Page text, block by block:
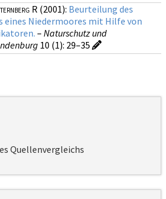
R (2001): Beurteilung des
eines Niedermoores mit Hilfe von
– Naturschutz und
10 (1): 29–35
Quellenvergleichs